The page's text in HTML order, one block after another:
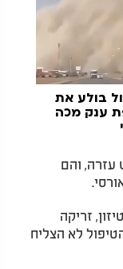
בולע את
ענק מכה
עזרה, והם
זריקה
לא הצליח